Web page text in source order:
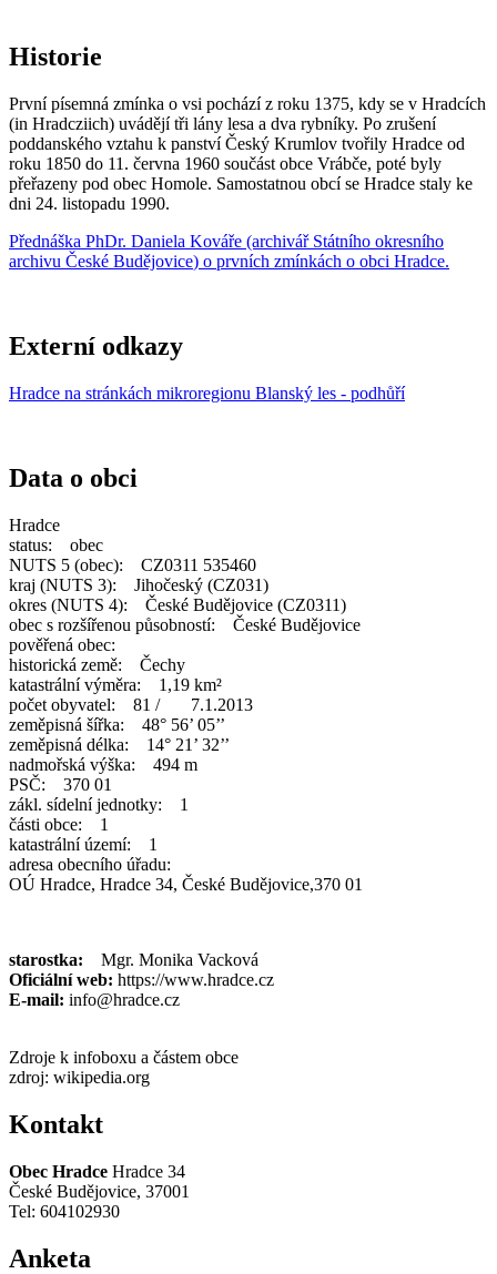
Historie
První písemná zmínka o vsi pochází z roku 1375, kdy se v Hradcích
(in Hradcziich) uvádějí tři lány lesa a dva rybníky. Po zrušení
poddanského vztahu k panství Český Krumlov tvořily Hradce od
roku 1850 do 11. června 1960 součást obce Vrábče, poté byly
přeřazeny pod obec Homole. Samostatnou obcí se Hradce staly ke
dni 24. listopadu 1990.
Přednáška PhDr. Daniela Kováře (archivář Státního okresního
archivu České Budějovice) o prvních zmínkách o obci Hradce.
Externí odkazy
Hradce na stránkách mikroregionu Blanský les - podhůří
Data o obci
Hradce
status: obec
NUTS 5 (obec): CZ0311 535460
kraj (NUTS 3): Jihočeský (CZ031)
okres (NUTS 4): České Budějovice (CZ0311)
obec s rozšířenou působností: České Budějovice
pověřená obec:
historická země: Čechy
katastrální výměra: 1,19 km²
počet obyvatel: 81 / 7.1.2013
zeměpisná šířka: 48° 56’ 05’’
zeměpisná délka: 14° 21’ 32’’
nadmořská výška: 494 m
PSČ: 370 01
zákl. sídelní jednotky: 1
části obce: 1
katastrální území: 1
adresa obecního úřadu:
OÚ Hradce, Hradce 34, České Budějovice,370 01
starostka: Mgr. Monika Vacková
Oficiální web: https://www.hradce.cz
E-mail: info@hradce.cz
Zdroje k infoboxu a částem obce
zdroj: wikipedia.org
Kontakt
Obec Hradce Hradce 34
České Budějovice, 37001
Tel: 604102930
Anketa